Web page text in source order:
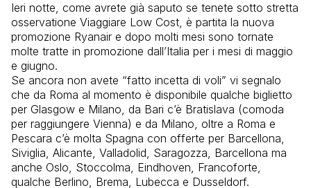
Ieri notte, come avrete già saputo se tenete sotto stretta
osservatione Viaggiare Low Cost, è partita la nuova
promozione Ryanair e dopo molti mesi sono tornate
molte tratte in promozione dall’Italia per i mesi di maggio
e giugno.
Se ancora non avete “fatto incetta di voli” vi segnalo
che da Roma al momento è disponibile qualche biglietto
per Glasgow e Milano, da Bari c’è Bratislava (comoda
per raggiungere Vienna) e da Milano, oltre a Roma e
Pescara c’è molta Spagna con offerte per Barcellona,
Siviglia, Alicante, Valladolid, Saragozza, Barcellona ma
anche Oslo, Stoccolma, Eindhoven, Francoforte,
qualche Berlino, Brema, Lubecca e Dusseldorf.